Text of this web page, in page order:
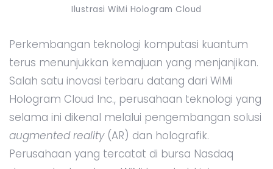
Ilustrasi WiMi Hologram Cloud
Perkembangan teknologi komputasi kuantum
terus menunjukkan kemajuan yang menjanjikan.
Salah satu inovasi terbaru datang dari WiMi
Hologram Cloud Inc., perusahaan teknologi yang
selama ini dikenal melalui pengembangan solusi
augmented reality(AR) dan holografik.
Perusahaan yang tercatat di bursa Nasdaq